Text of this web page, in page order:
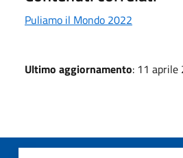
Puliamo il Mondo 2022
Ultimo aggiornamento: 11